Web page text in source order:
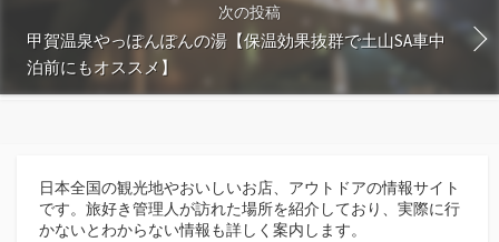
次の投稿
甲賀温泉やっぽんぽんの湯【保温効果抜群で土山SA車中
泊前にもオススメ】
日本全国の観光地やおいしいお店、アウトドアの情報サイト
です。旅好き管理人が訪れた場所を紹介しており、実際に行
かないとわからない情報も詳しく案内します。